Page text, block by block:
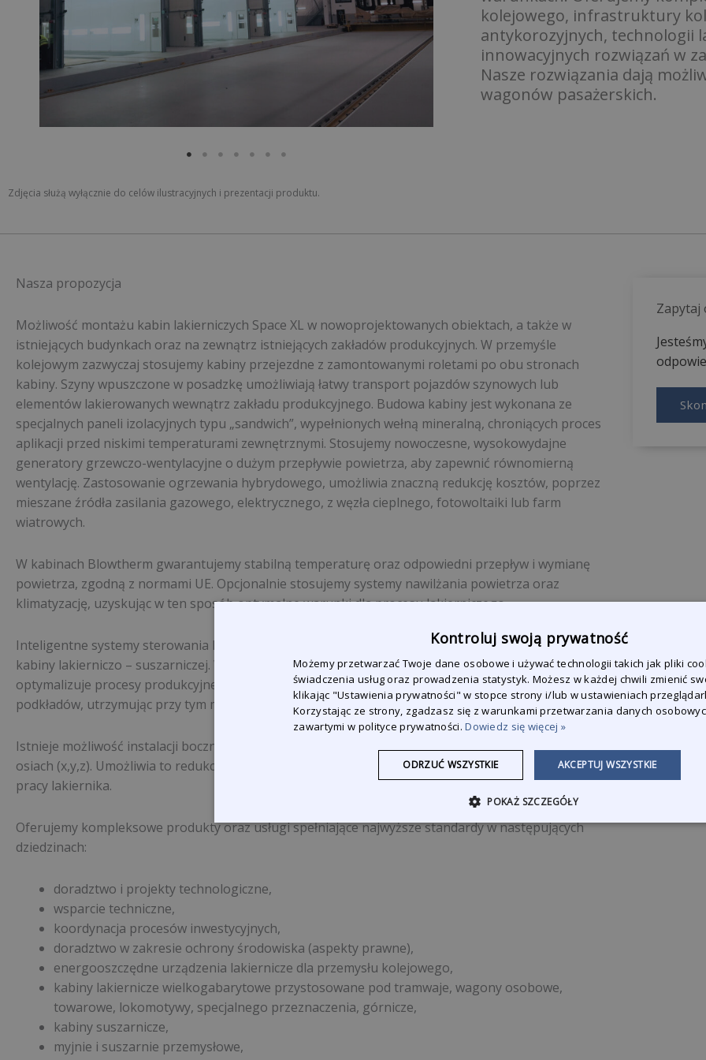
Zdjęcia służą wyłącznie do celów ilustracyjnych i prezentacji produktu.
kolejowego, infrastruktury
antykorozyjnych, technologii
innowacyjnych rozwiązań w
Nasze rozwiązania dają
wagonów pasażerskich.
Nasza propozycja
Możliwość montażu kabin lakierniczych Space XL w nowoprojektowanych obiektach, a także w
istniejących budynkach oraz na zewnątrz istniejących zakładów produkcyjnych. W przemyśle
kolejowym zazwyczaj stosujemy kabiny przejezdne z zamontowanymi roletami po obu stronach
kabiny. Szyny wpuszczone w posadzkę umożliwiają łatwy transport pojazdów szynowych lub
elementów lakierowanych wewnątrz zakładu produkcyjnego. Budowa kabiny jest wykonana ze
specjalnych paneli izolacyjnych typu „sandwich”, wypełnionych wełną mineralną, chroniących proces
aplikacji przed niskimi temperaturami zewnętrznymi. Stosujemy nowoczesne, wysokowydajne
generatory grzewczo-wentylacyjne o dużym przepływie powietrza, aby zapewnić równomierną
wentylację. Zastosowanie ogrzewania hybrydowego, umożliwia znaczną redukcję kosztów, poprzez
mieszane źródła zasilania gazowego, elektrycznego, z węzła cieplnego, fotowoltaiki lub farm
wiatrowych.
W kabinach Blowtherm gwarantujemy stabilną temperaturę oraz odpowiedni przepływ i wymianę
powietrza, zgodną z normami UE. Opcjonalnie stosujemy systemy nawilżania powietrza oraz
klimatyzację, uzyskując w ten sposób optymalne warunki dla procesu lakierniczego.
Inteligentne systemy sterowania PLC z intuicyjnym wyświetlaczem LCD, zapewniają łatwość obsługi
kabiny lakierniczo – suszarniczej. Wszystkie fazy lakierowania są precyzyjnie kontrolowane, co
optymalizuje procesy produkcyjne – zarządza parametrami lakierowania i suszenia farb,
podkładów, utrzymując przy tym możliwie najniższe zużycie energii.
Istnieje możliwość instalacji bocznych platform lakierniczych, które umożliwiają pracę w trzech
osiach (x,y,z). Umożliwia to redukcję czasu procesu lakierniczego oraz zapewnia bezpieczeństwo
pracy lakiernika.
Oferujemy kompleksowe produkty oraz usługi spełniające najwyższe standardy w następujących
dziedzinach:
doradztwo i projekty technologiczne,
wsparcie techniczne,
koordynacja procesów inwestycyjnych,
doradztwo w zakresie ochrony środowiska (aspekty prawne),
energooszczędne urządzenia lakiernicze dla przemysłu kolejowego,
kabiny lakiernicze wielkogabarytowe przystosowane pod tramwaje, wagony osobowe,
towarowe, lokomotywy, specjalnego przeznaczenia, górnicze,
kabiny suszarnicze,
myjnie i suszarnie przemysłowe,
Zapytaj
Kontroluj swoją prywatność
Możemy przetwarzać Twoje dane osobowe i używać technologii takich jak pliki
świadczenia usług oraz prowadzenia statystyk. Możesz w każdej chwili zmienić
klikając "Ustawienia prywatności" w stopce strony i/lub w ustawieniach
Korzystając ze strony, zgadzasz się z warunkami przetwarzania danych
zawartymi w polityce prywatności.Dowiedz się więcej »
AKCEPTUJ WSZYSTKIE
ODRZUĆ WSZYSTKIE
POKAŻ SZCZEGÓŁY